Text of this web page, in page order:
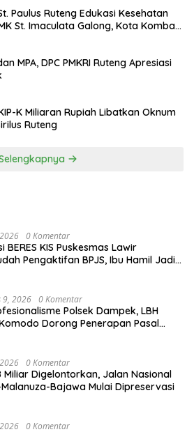
Paulus Ruteng Edukasi Kesehatan
St. Imaculata Galong, Kota Komba
MPA, DPC PMKRI Ruteng Apresiasi
K Miliaran Rupiah Libatkan Oknum
Ruteng
0 Komentar
BERES KIS Puskesmas Lawir
Pengaktifan BPJS, Ibu Hamil Jadi
9, 2026 0 Komentar
Polsek Dampek, LBH
Dorong Penerapan Pasal
0 Komentar
Miliar Digelontorkan, Jalan Nasional
Bajawa Mulai Dipreservasi
0 Komentar